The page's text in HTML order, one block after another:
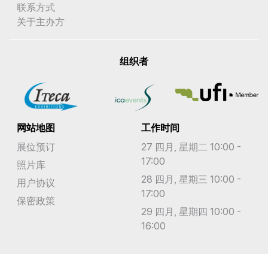
联系方式
关于主办方
组织者
网站地图
展位预订
照片库
用户协议
保密政策
工作时间
27 四月, 星期二 10:00 -
17:00
28 四月, 星期三 10:00 -
17:00
29 四月, 星期四 10:00 -
16:00